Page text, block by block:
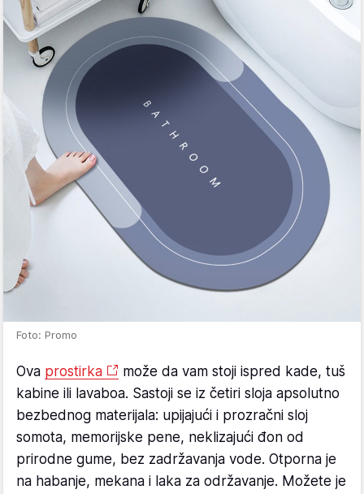
Foto: Promo
Ova prostirka
može da vam stoji ispred kade, tuš
kabine ili lavaboa. Sastoji se iz četiri sloja apsolutno
bezbednog materijala: upijajući i prozračni sloj
somota, memorijske pene, neklizajući đon od
prirodne gume, bez zadržavanja vode. Otporna je
na habanje, mekana i laka za održavanje. Možete je